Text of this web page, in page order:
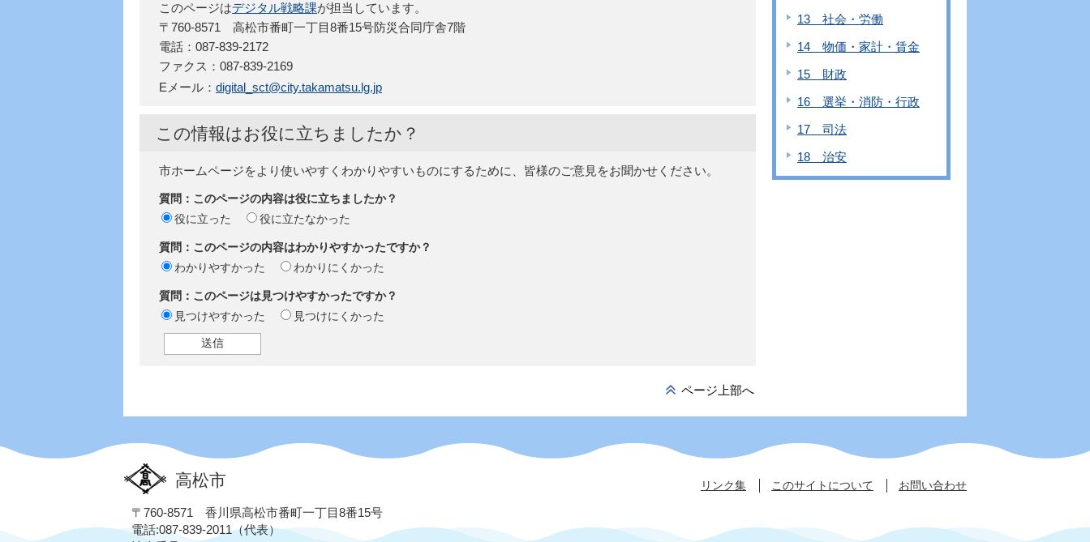
このページはデジタル戦略課が担当しています。
〒760-8571 高松市番町一丁目8番15号防災合同庁舎7階
電話：087-839-2172
ファクス：087-839-2169
Eメール： digital_sct@city.takamatsu.lg.jp
この情報はお役に立ちましたか？
市ホームページをより使いやすくわかりやすいものにするために、皆様のご意見をお聞かせください。
質問：このページの内容は役に立ちましたか？
役に立った
役に立たなかった
質問：このページの内容はわかりやすかったですか？
わかりやすかった
わかりにくかった
質問：このページは見つけやすかったですか？
見つけやすかった
見つけにくかった
ページ上部へ
13 社会・労働
14 物価・家計・賃金
15 財政
16 選挙・消防・行政
17 司法
18 治安
高松市
〒760-8571 香川県高松市番町一丁目8番15号
電話:087-839-2011（代表）
リンク集 このサイトについて お問い合わせ